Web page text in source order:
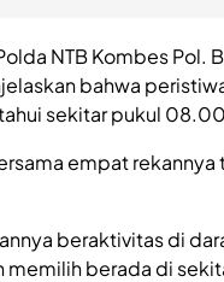
NTB Kombes Pol.
bahwa
sekitar pukul 08.00
empat rekannya
beraktivitas di
memilih berada di